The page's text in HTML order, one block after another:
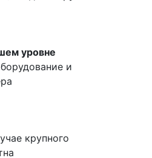
уровне
и
крупного